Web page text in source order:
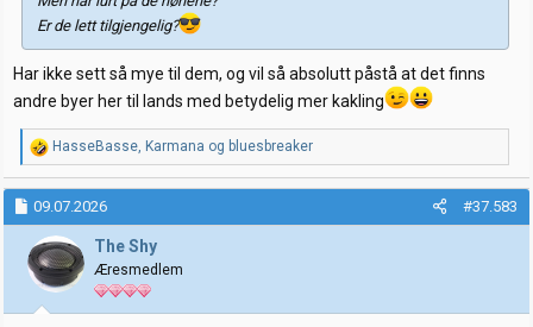
Er de lett tilgjengelig?
Har ikke sett så mye til dem, og vil så absolutt påstå at det finns
andre byer her til lands med betydelig mer kakling
R
e
a
k
s
j
o
n
e
r
HasseBasse, Karmana og bluesbreaker
09.07.2026 #37.583
The Shy
Æresmedlem